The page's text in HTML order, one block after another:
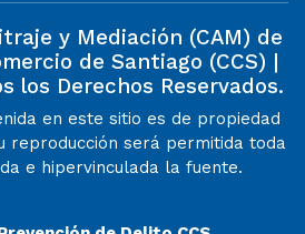
y Mediación (CAM) de
de Santiago (CCS) |
los Derechos Reservados.
en este sitio es de propiedad
reproducción será permitida toda
e hipervinculada la fuente.